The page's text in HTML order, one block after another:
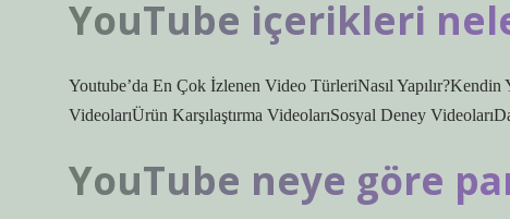
YouTube içerikleri
Youtube’da En Çok İzlenen Video TürleriNasıl
VideolarıÜrün Karşılaştırma VideolarıSosyal Deney
YouTube neye göre